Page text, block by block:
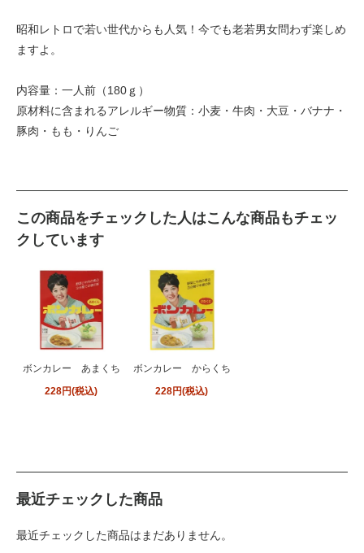
昭和レトロで若い世代からも人気！今でも老若男女問わず楽しめ
ますよ。
内容量：一人前（180ｇ）
原材料に含まれるアレルギー物質：小麦・牛肉・大豆・バナナ・
豚肉・もも・りんご
この商品をチェックした人はこんな商品もチェッ
クしています
ボンカレー あまくち
228円(税込)
ボンカレー からくち
228円(税込)
最近チェックした商品
最近チェックした商品はまだありません。